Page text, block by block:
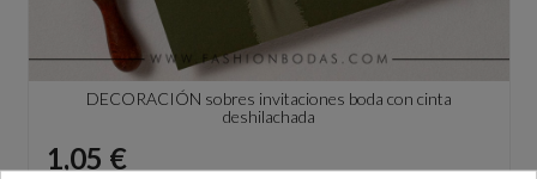
DECORACIÓN sobres invitaciones boda con cinta
deshilachada
Precio
1,05 €